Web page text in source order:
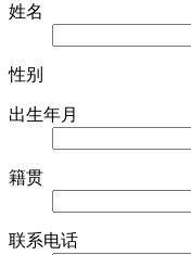
姓名
性别
出生年月
籍贯
联系电话